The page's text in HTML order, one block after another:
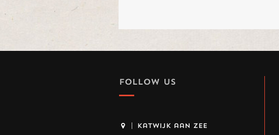
FOLLOW US
Katwijk aan Zee